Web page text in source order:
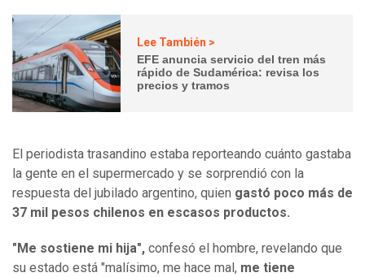
Lee También >
EFE anuncia servicio del tren más
rápido de Sudamérica: revisa los
precios y tramos
El periodista trasandino estaba reporteando cuánto gastaba
la gente en el supermercado y se sorprendió con la
respuesta del jubilado argentino, quien gastó poco más de
37 mil pesos chilenos en escasos productos.
"Me sostiene mi hija", confesó el hombre, revelando que
su estado está "malísimo, me hace mal, me tiene